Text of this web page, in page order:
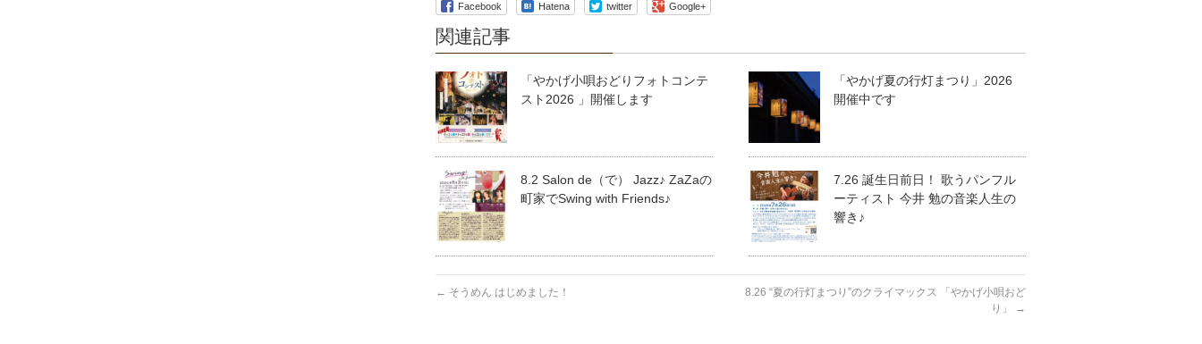
Facebook Hatena twitter Google+
関連記事
「やかげ小唄おどりフォトコンテ
スト2026 」開催します
「やかげ夏の行灯まつり」2026
開催中です
8.2 Salon de（で） Jazz♪ ZaZaの
町家でSwing with Friends♪
7.26 誕生日前日！ 歌うパンフル
ーティスト 今井 勉の音楽人生の
響き♪
← そうめん はじめました！
8.26 “夏の行灯まつり”のクライマックス 「やかげ小唄おど
り」
→